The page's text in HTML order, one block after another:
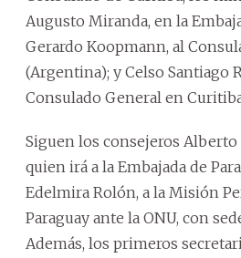
Augusto Miranda, en la
Gerardo Koopmann, al
(Argentina); y Celso Santiago
Consulado General en
Siguen los consejeros Alberto
quien irá a la Embajada de
Edelmira Rolón, a la Misión
Paraguay ante la ONU, con
Además, los primeros